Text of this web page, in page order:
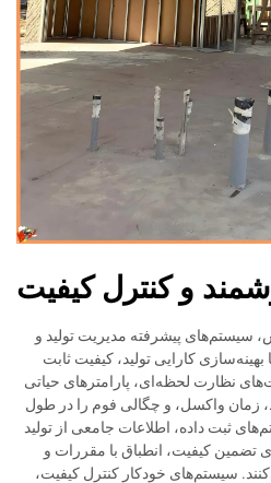
و کنترل کیفیت
سیستم‌های پیشرفته مدیریت تولید و
کارایی تولید، کیفیت ثابت
نظارت لحظه‌ای، پارامترهای حیاتی
زمان واکسل، و چگالی فوم را در طول
ثبت داده، اطلاعات جامعی از تولید
تضمین کیفیت، انطباق با مقررات و
سیستم‌های خودکار کنترل کیفیت،